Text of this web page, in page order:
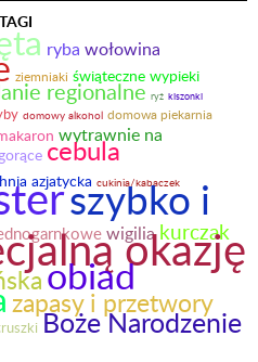
TAGI
ryba wołowina
ziemniaki świąteczne wypieki
regionalne ryż kiszonki
domowy alkohol domowa piekarnia
wytrawnie na
cebula
azjatycka cukinia/kabaczek
szybko i
wigilia kurczak
okazję
obiad
zapasy i przetwory
Boże Narodzenie